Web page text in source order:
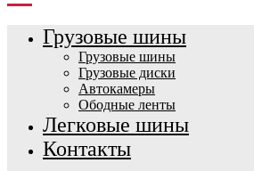
Грузовые шины
Грузовые шины
Грузовые диски
Автокамеры
Ободные ленты
Легковые шины
Контакты